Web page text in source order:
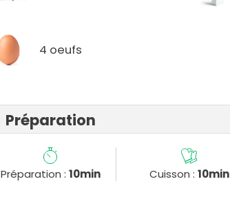
4 oeufs
Préparation
Préparation : 10min Cuisson :10min